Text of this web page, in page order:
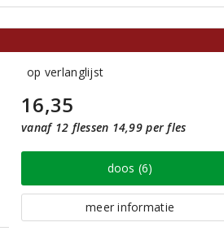
op verlanglijst
16,35
vanaf 12 flessen 14,99 per fles
doos (6)
meer informatie